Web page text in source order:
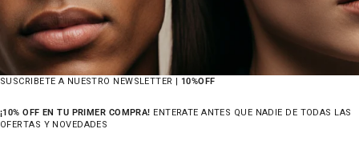
SUSCRIBETE A NUESTRO NEWSLETTER | 10%OFF
¡10% OFF EN TU PRIMER COMPRA! ENTERATE ANTES QUE NADIE DE TODAS LAS
OFERTAS Y NOVEDADES